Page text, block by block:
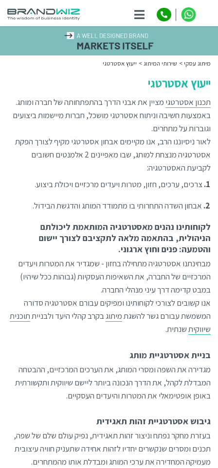
מיתוג עסקי שירותי המיתוג ייעוץ אסטרטגי
ייעוץ אסטרטגי
תכנון אסטרטגי מציין את אבני הדרך בהתפתחותה של חברה ומותג.
באמצעות חשיבה וניתוח אסטרטגי מושכל, חברות מיישמות ביצועים
וגוברות על מתחרים.
לאור ניסיוננו הרב, אנו מקיימים אבחון אסטרטגי מקיף לצורך הפקת
אסטרטגיה מנצחת למותג, שבו מאפיינים 2 אלמנטים חשובים
לקביעת האסטרטגיה:
צרכים, ערכים, חזון, מטרות ויעדים מרכזיים ויכולת ביצוע.
אבחון השדה התחרותי בו מתמודד המותג והדגשת הבידול.
לקוחותינו נהנים מאסטרטגיה המותאמת ליכולתם
הניהולית, בהתאמה מלאה לתקציבם לצורך יישום
והטמעה: פנים וחוץ ארגוני.
מבחינתנו אסטרטגיה מתחילה בחזון - שמגדיר את המטרות ויעדים
המרכזיים של החברה, את השאיפות העסקיות (גבוהות ככל שיהיו)
במבט קדימה דרך עיני מנהלי החברה.
אנו קשובים לצורכי לקוחותינו ומפיקים עבורם אסטרטגיה סדורה
המשמשת עבורם גשר להשגתמיתוגבקרב קהלי היעד ולבנייתתוכנית
שיווקיתשנתית.
בניית אסטרטגיית מותג
מגדירה את השפה ומסרי המותג, את הערכים המרכזיים, ההבטחה
המבדלת לקהל, את הדרך הנכונה ביותר ליישם שיווקית ותקשורתית
באופן אופטימאלי את המטרות והיעדים העסקיים.
גיבוש אסטרטגיית זהות תאגידית
בעזרת מחקר נפתח וניצור זהות תאגידית, נפיק עולם שלם של שפה,
תכנים ומסרים שנקשרים יחדיו לזהות אחידה שתעניק חוויה עיצובית
מעמיקה המחדירה את ערכי המותג ומבדלת אותו מהמתחרים.